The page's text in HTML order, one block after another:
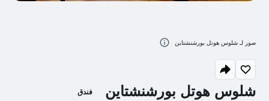
شلوس هوتل بورشنشتاين فندق
صور لـ شلوس هوتل بورشنشتاين